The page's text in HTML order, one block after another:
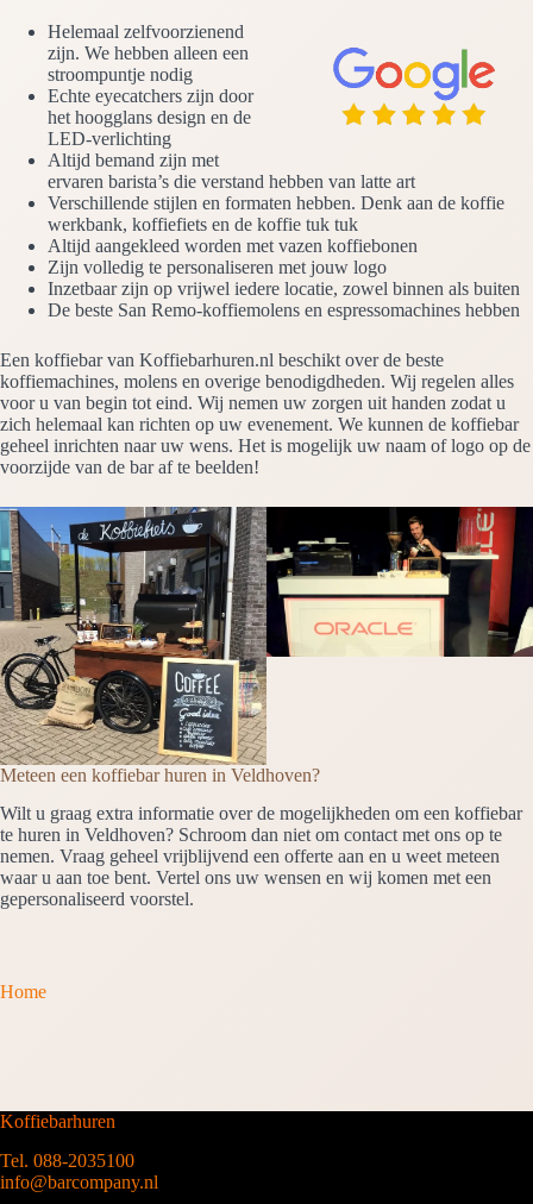
Helemaal zelfvoorzienend
zijn. We hebben alleen een
stroompuntje nodig
Echte eyecatchers zijn door
het hoogglans design en de
LED-verlichting
Altijd bemand zijn met
ervaren barista’s die verstand hebben van latte art
Verschillende stijlen en formaten hebben. Denk aan de koffie
werkbank, koffiefiets en de koffie tuk tuk
Altijd aangekleed worden met vazen koffiebonen
Zijn volledig te personaliseren met jouw logo
Inzetbaar zijn op vrijwel iedere locatie, zowel binnen als buiten
De beste San Remo-koffiemolens en espressomachines hebben
Een koffiebar van Koffiebarhuren.nl beschikt over de beste
koffiemachines, molens en overige benodigdheden. Wij regelen alles
voor u van begin tot eind. Wij nemen uw zorgen uit handen zodat u
zich helemaal kan richten op uw evenement. We kunnen de koffiebar
geheel inrichten naar uw wens. Het is mogelijk uw naam of logo op de
voorzijde van de bar af te beelden!
Meteen een koffiebar huren in Veldhoven?
Wilt u graag extra informatie over de mogelijkheden om een koffiebar
te huren in Veldhoven? Schroom dan niet om contact met ons op te
nemen. Vraag geheel vrijblijvend een offerte aan en u weet meteen
waar u aan toe bent. Vertel ons uw wensen en wij komen met een
gepersonaliseerd voorstel.
Home
Koffiebarhuren
Tel. 088-2035100
info@barcompany.nl